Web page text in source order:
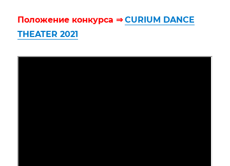
Положение конкурса ⇒ CURIUM DANCE
THEATER 2021